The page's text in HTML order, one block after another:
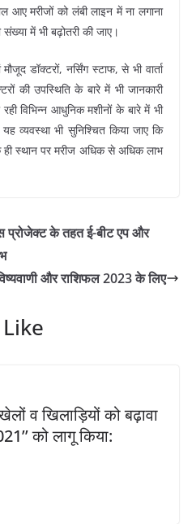
आए मरीजों को लंबी लाइन में ना लगाना
में भी बढ़ोतरी की जाए।
डॉक्टरों, नर्सिंग स्टाफ, से भी वार्ता
की उपस्थिति के बारे में भी जानकारी
विभिन्न आधुनिक मशीनों के बारे में भी
व्यवस्था भी सुनिश्चित किया जाए कि
स्थान पर मरीज अधिक से अधिक लाभ
प्रोजेक्ट के तहत ई-बीट एप और
और राशिफल 2023 के लिए
व खिलाड़ियों को बढ़ावा
को लागू किया: